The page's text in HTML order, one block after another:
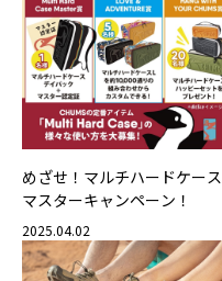
めざせ！マルチハードケース
マスターキャンペーン！
2025.04.02